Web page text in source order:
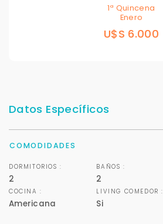
1ª Quincena
Enero
U$S 6.000
Datos Específicos
COMODIDADES
DORMITORIOS :
2
BAÑOS :
2
COCINA :
Americana
LIVING COMEDOR :
Si